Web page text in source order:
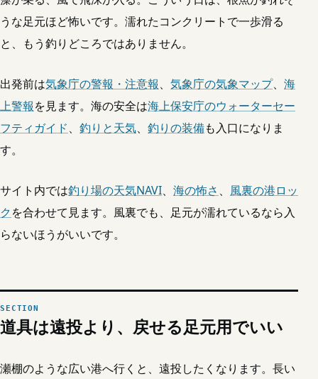
うな足元ほど怖いです。濡れたコンクリートで一歩滑る
と、もう釣りどころではありません。
出発前は気象庁の警報・注意報、 気象庁の気象マップ、 海
上警報を見ます。海の安全は海上保安庁のウォーターセー
フティガイド、 釣りと天気、 釣りの装備も入口になりま
す。
サイト内では釣り場の天気NAVI、 海の怖さ 、 風裏の港ロッ
クを合わせて見ます。風裏でも、足元が濡れているなら入
らないほうがいいです。
道具は遠投より、戻せる足元用でいい
瀬棚のような広い港へ行くと、遠投したくなります。長い